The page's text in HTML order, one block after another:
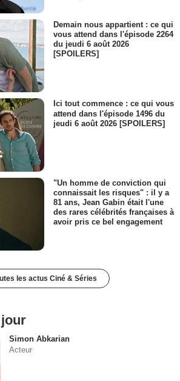
Demain nous appartient : ce qui
vous attend dans l'épisode 2264
du jeudi 6 août 2026
[SPOILERS]
Ici tout commence : ce qui vous
attend dans l'épisode 1496 du
jeudi 6 août 2026 [SPOILERS]
"Un homme de conviction qui
connaissait les risques" : il y a
81 ans, Jean Gabin était l'une
des rares célébrités françaises à
avoir pris ce bel engagement
les actus Ciné & Séries
Simon Abkarian
Acteur